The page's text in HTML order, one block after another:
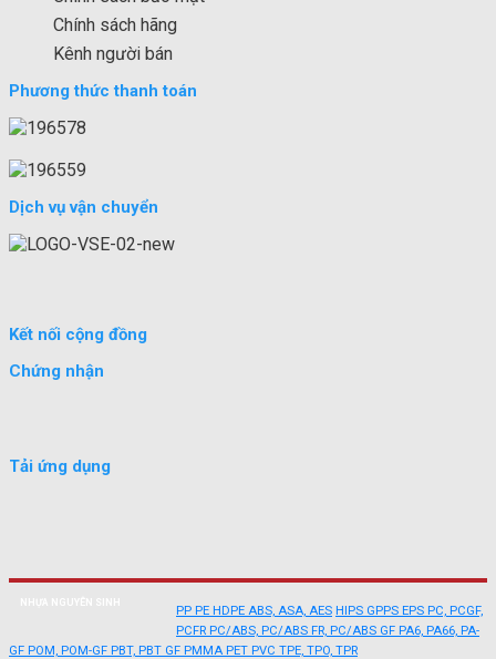
Chính sách hãng
Kênh người bán
Phương thức thanh toán
Dịch vụ vận chuyển
Kết nối cộng đồng
Chứng nhận
Tải ứng dụng
PP PE HDPE ABS, ASA, AES HIPS GPPS EPS PC, PCGF,
PCFR PC/ABS, PC/ABS FR, PC/ABS GF PA6, PA66, PA-
GF POM, POM-GF PBT, PBT GF PMMA PET PVC TPE, TPO, TPR